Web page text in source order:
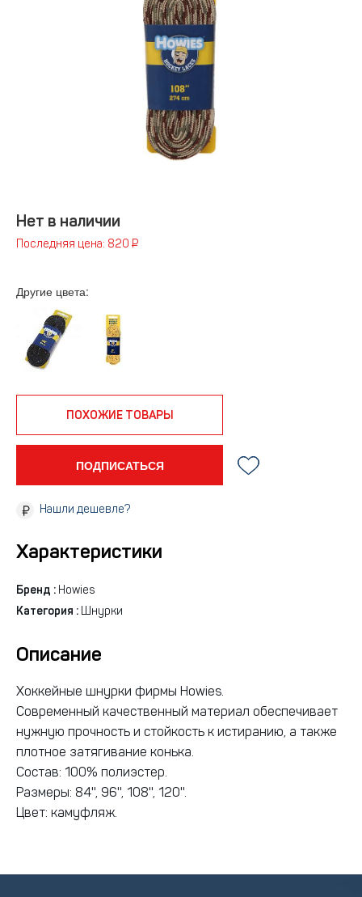
Нет в наличии
Последняя цена: 820 ₽
Другие цвета:
ПОХОЖИЕ ТОВАРЫ
ПОДПИСАТЬСЯ
Нашли дешевле?
Характеристики
Бренд : Howies
Категория : Шнурки
Описание
Хоккейные шнурки фирмы Howies.
Современный качественный материал обеспечивает
нужную прочность и стойкость к истиранию, а также
плотное затягивание конька.
Состав: 100% полиэстер.
Размеры: 84'', 96'', 108'', 120''.
Цвет: камуфляж.